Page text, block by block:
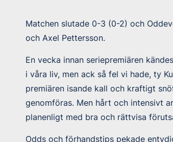
Matchen slutade 0-3 (0-2) och
och Axel Pettersson.
En vecka innan seriepremiären
i våra liv, men ack så fel vi hade, ty
premiären isande kall och kraftigt
genomföras. Men hårt och intensivt
planenligt med bra och rättvisa
Odds och förhandstips pekade